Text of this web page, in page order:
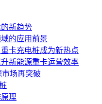
新趋势
的应用前景
卡充电桩成为新热点
新能源重卡运营效率
场再突破
理